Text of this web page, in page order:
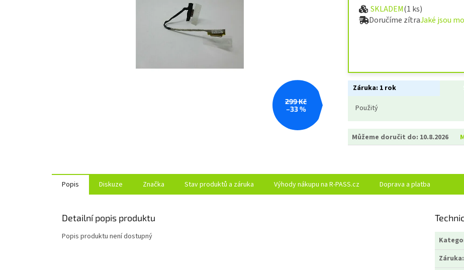
299 Kč
–33 %
Měrná cena:
SKLADEM(1 ks)
Doručíme zítraJaké jsou
Záruka: 1 rok
Použitý
Můžeme doručit do: 10.8.2026
Popis Diskuze Značka Stav produktů a záruka Výhody nákupu na R-PASS.cz Doprava a platba
Detailní popis produktu
Popis produktu není dostupný
Záruka: